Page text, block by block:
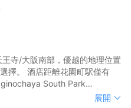
寺/大阪南部，優越的地理位置
駅僅有
South Park
畫廊和Haginochayanaka Park
王寺/大阪南部，優越的地理位置
展開